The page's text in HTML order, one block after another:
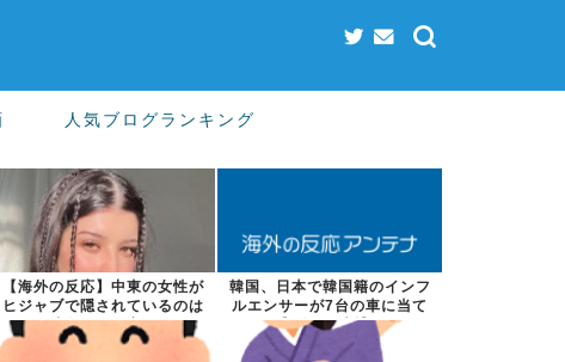
人気ブログランキング
【海外の反応】中東の女性が
ヒジャブで隠されているのは
彼女たちが完...
韓国、日本で韓国籍のインフ
ルエンサーが7台の車に当て
逃げして逮捕...